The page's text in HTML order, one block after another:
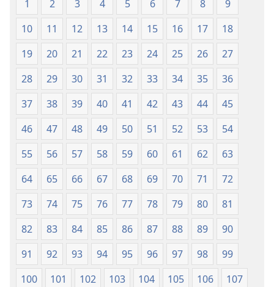
1 2 3 4 5 6 7 8
9
10
11 12 13 14 15 16 17
18
19
20 21 22 23 24 25 26
27
28
29 30 31 32 33 34 35
36
37
38 39 40 41 42 43 44
45
46
47 48 49 50 51 52 53
54
55
56 57 58 59 60 61 62
63
64
65 66 67 68 69 70 71
72
73
74 75 76 77 78 79 80
81
82
83 84 85 86 87 88 89
90
91
92 93 94 95 96 97 98
99
100
101 102 103 104 105 106
107